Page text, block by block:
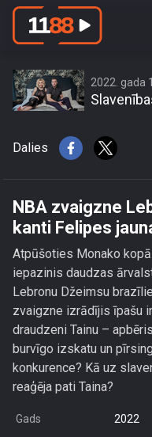
NBA
2022. gada
Dalies
NBA zvaigzne
kanti Felipes
Atpūšoties Monako
iepazinis daudzas
Lebronu Džeimsu
zvaigzne izrādījis īpašu
draudzeni Tainu –
burvīgo izskatu un
konkurence? Kā uz
reaģēja pati Taina?
Gads 2022